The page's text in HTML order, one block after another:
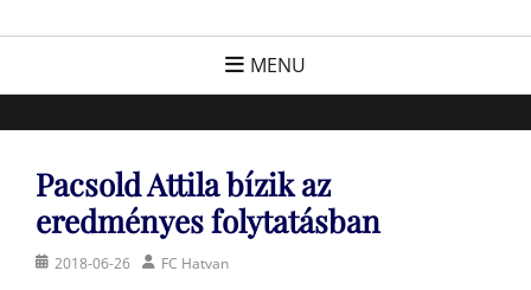
FC Hatvan
Egyesület a hatvani labdarúgásért, sportért!
MENU
Pacsold Attila bízik az
eredményes folytatásban
Posted2018-06-26 AuthorFC Hatvan